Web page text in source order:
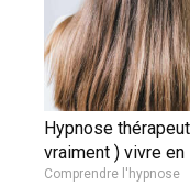
Hypnose
vraiment ) vivre en
Comprendre l'hypnose